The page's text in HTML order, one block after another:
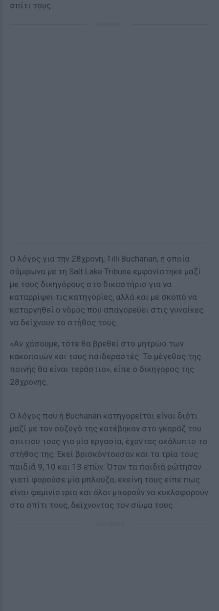
σπίτι τους.
Ο λόγος για την 28χρονη, Tilli Buchanan, η οποία
σύμφωνα με τη Salt Lake Tribune εμφανίστηκε μαζί
με τους δικηγόρους στο δικαστήριο για να
καταρρίψει τις κατηγορίες, αλλά και με σκοπό να
καταργηθεί ο νόμος που απαγορεύει στις γυναίκες
να δείχνουν το στήθος τους.
«Αν χάσουμε, τότε θα βρεθεί στο μητρώο των
κακοποιών και τους παιδεραστές. Το μέγεθος της
ποινής θα είναι τεράστιο», είπε ο δικηγόρος της
28χρονης.
Ο λόγος που η Buchanan κατηγορείται είναι διότι
μαζί με τον σύζυγό της κατέβηκαν στο γκαράζ του
σπιτιού τους για μία εργασία, έχοντας ακάλυπτο το
στήθος της. Εκεί βρισκόντουσαν και τα τρία τους
παιδιά 9, 10 και 13 ετών. Όταν τα παιδιά ρώτησαν
γιατί φορούσε μία μπλούζα, εκείνη τους είπε πως
είναι φεμινίστρια και όλοι μπορούν να κυκλοφορούν
στο σπίτι τους, δείχνοντας τον σώμα τους.